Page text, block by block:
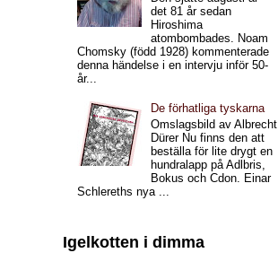
det 81 år sedan
Hiroshima
atombombades. Noam
Chomsky (född 1928) kommenterade
denna händelse i en intervju inför 50-
år...
De förhatliga tyskarna
Omslagsbild av Albrecht
Dürer Nu finns den att
beställa för lite drygt en
hundralapp på Adlbris,
Bokus och Cdon. Einar
Schlereths nya ...
Igelkotten i dimma